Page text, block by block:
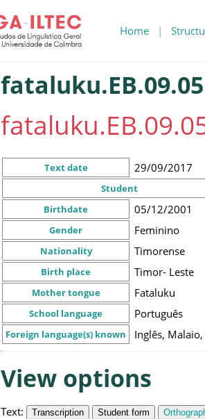
Home |
Text date 29/09/2017
Student
Birthdate
05/12/2001
Gender Feminino
Nationality Timorense
Birth place Timor- Leste
Mother tongue Fataluku
School language Português
Foreign language(s) known Inglês,
View options
Text: Transcription Student form